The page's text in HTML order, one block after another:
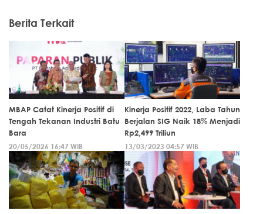
Berita Terkait
MBAP Catat Kinerja Positif di
Tengah Tekanan Industri Batu
Bara
20/05/2026 16:47 WIB
Kinerja Positif 2022, Laba Tahun
Berjalan SIG Naik 18% Menjadi
Rp2,499 Triliun
13/03/2023 04:57 WIB